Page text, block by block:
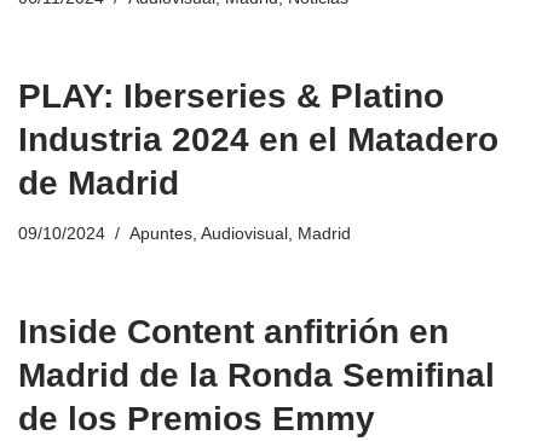
PLAY: Iberseries & Platino
Industria 2024 en el Matadero
de Madrid
09/10/2024 Apuntes Audiovisual Madrid
Inside Content anfitrión en
Madrid de la Ronda Semifinal
de los Premios Emmy